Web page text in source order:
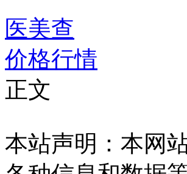
医美查
价格行情
正文
本站声明：本网